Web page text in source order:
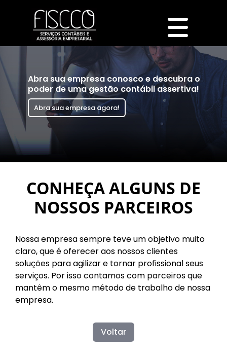
Abra sua empresa conosco e descubra o
poder de uma gestão contábil assertiva!
Abra sua empresa agora!
CONHEÇA ALGUNS DE
NOSSOS PARCEIROS
Nossa empresa sempre teve um objetivo muito
claro, que é oferecer aos nossos clientes
soluções para agilizar e tornar profissional seus
serviços. Por isso contamos com parceiros que
mantêm o mesmo método de trabalho de nossa
empresa.
Voltar